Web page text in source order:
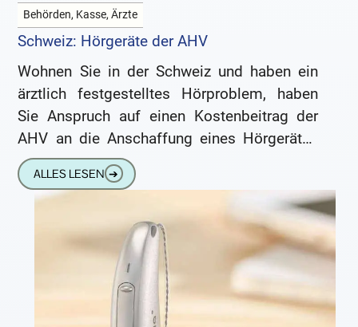
Behörden, Kasse, Ärzte
Schweiz: Hörgeräte der AHV
Wohnen Sie in der Schweiz und haben ein
ärztlich festgestelltes Hörproblem, haben
Sie Anspruch auf einen Kostenbeitrag der
AHV an die Anschaffung eines Hörgerätes
frühestens ab dem Zeitpunkt, an dem
ALLES LESEN ➔